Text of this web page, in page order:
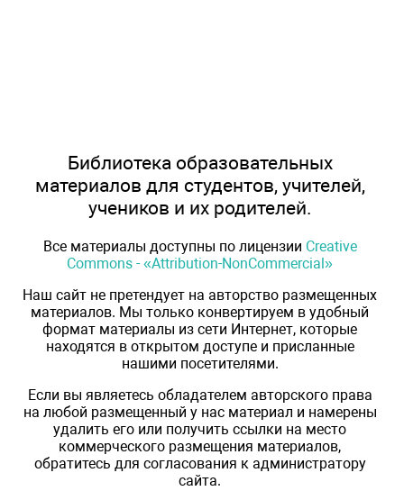
Библиотека образовательных
материалов для студентов, учителей,
учеников и их родителей.
Все материалы доступны по лицензии Creative
Commons - «Attribution-NonCommercial»
Наш сайт не претендует на авторство размещенных
материалов. Мы только конвертируем в удобный
формат материалы из сети Интернет, которые
находятся в открытом доступе и присланные
нашими посетителями.
Если вы являетесь обладателем авторского права
на любой размещенный у нас материал и намерены
удалить его или получить ссылки на место
коммерческого размещения материалов,
обратитесь для согласования к администратору
сайта.